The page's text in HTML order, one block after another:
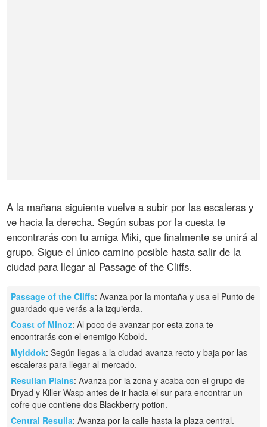
A la mañana siguiente vuelve a subir por las escaleras y
ve hacia la derecha. Según subas por la cuesta te
encontrarás con tu amiga Miki, que finalmente se unirá al
grupo. Sigue el único camino posible hasta salir de la
ciudad para llegar al Passage of the Cliffs.
Passage of the Cliffs: Avanza por la montaña y usa el Punto de
guardado que verás a la izquierda.
Coast of Minoz: Al poco de avanzar por esta zona te
encontrarás con el enemigo Kobold.
Myiddok: Según llegas a la ciudad avanza recto y baja por las
escaleras para llegar al mercado.
Resulian Plains: Avanza por la zona y acaba con el grupo de
Dryad y Killer Wasp antes de ir hacia el sur para encontrar un
cofre que contiene dos Blackberry potion.
Central Resulia: Avanza por la calle hasta la plaza central.